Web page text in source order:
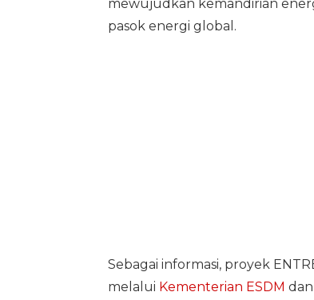
mewujudkan kemandirian
pasok energi global.
Sebagai informasi, proyek
melalui Kementerian ESDM